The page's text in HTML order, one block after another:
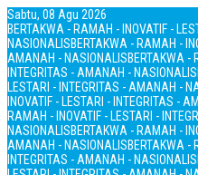
Sabtu, 08 Agu 2026
BERTAKWA - RAMAH - INOVATIF -
NASIONALISBERTAKWA - RAMAH -
AMANAH - NASIONALISBERTAKWA -
INTEGRITAS - AMANAH - NASIONALIS
LESTARI - INTEGRITAS - AMANAH -
INOVATIF - LESTARI - INTEGRITAS -
RAMAH - INOVATIF - LESTARI -
NASIONALISBERTAKWA - RAMAH -
AMANAH - NASIONALISBERTAKWA -
INTEGRITAS - AMANAH - NASIONALIS